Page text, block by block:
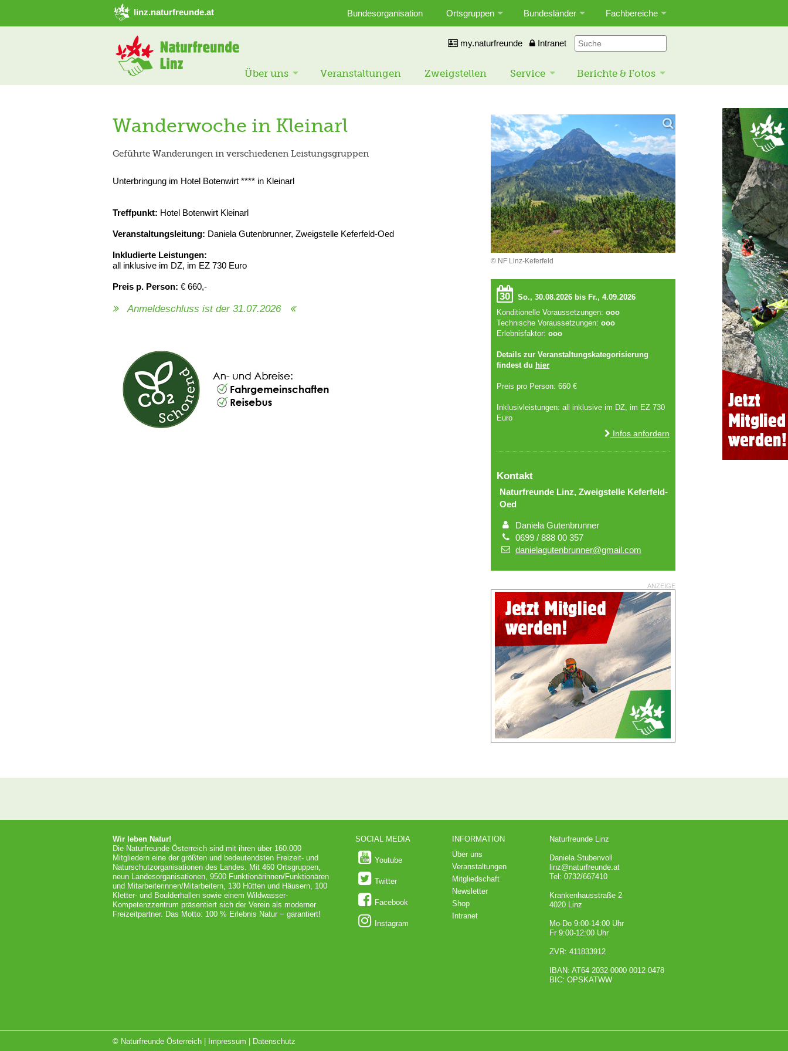
➜ Hauptregion der Seite anspringen
linz.naturfreunde.at Bundesorganisation Ortsgruppen Bundesländer Fachbereiche
my.naturfreunde Intranet
Über uns Veranstaltungen Zweigstellen Service Berichte & Fotos
Wanderwoche in Kleinarl
Geführte Wanderungen in verschiedenen Leistungsgruppen
Unterbringung im Hotel Botenwirt **** in Kleinarl
Treffpunkt: Hotel Botenwirt Kleinarl
Veranstaltungsleitung: Daniela Gutenbrunner, Zweigstelle Keferfeld-Oed
Inkludierte Leistungen:
all inklusive im DZ, im EZ 730 Euro
Preis p. Person: € 660,-
Anmeldeschluss ist der 31.07.2026
© NF Linz-Keferfeld
30
So., 30.08.2026 bis Fr., 4.09.2026
Konditionelle Voraussetzungen: ooo
Technische Voraussetzungen: ooo
Erlebnisfaktor: ooo
Details zur Veranstaltungskategorisierung
findest du hier
Preis pro Person: 660 €
Inklusivleistungen: all inklusive im DZ, im EZ 730
Euro
Infos anfordern
Kontakt
Naturfreunde Linz, Zweigstelle Keferfeld-
Oed
Daniela Gutenbrunner
0699 / 888 00 357
danielagutenbrunner@gmail.com
ANZEIGE
Wir leben Natur!
Die Naturfreunde Österreich sind mit ihren über 160.000
Mitgliedern eine der größten und bedeutendsten Freizeit- und
Naturschutzorganisationen des Landes. Mit 460 Ortsgruppen,
neun Landesorganisationen, 9500 Funktionärinnen/Funktionären
und Mitarbeiterinnen/Mitarbeitern, 130 Hütten und Häusern, 100
Kletter- und Boulderhallen sowie einem Wildwasser-
Kompetenzzentrum präsentiert sich der Verein als moderner
Freizeitpartner. Das Motto: 100 % Erlebnis Natur − garantiert!
SOCIAL MEDIA
Youtube
Twitter
Facebook
Instagram
INFORMATION
Über uns
Veranstaltungen
Mitgliedschaft
Newsletter
Shop
Intranet
Naturfreunde Linz
Daniela Stubenvoll
linz@naturfreunde.at
Tel: 0732/667410
Krankenhausstraße 2
4020 Linz
Mo-Do 9:00-14:00 Uhr
Fr 9:00-12:00 Uhr
ZVR: 411833912
IBAN: AT64 2032 0000 0012 0478
BIC: OPSKATWW
© Naturfreunde Österreich | Impressum Datenschutz